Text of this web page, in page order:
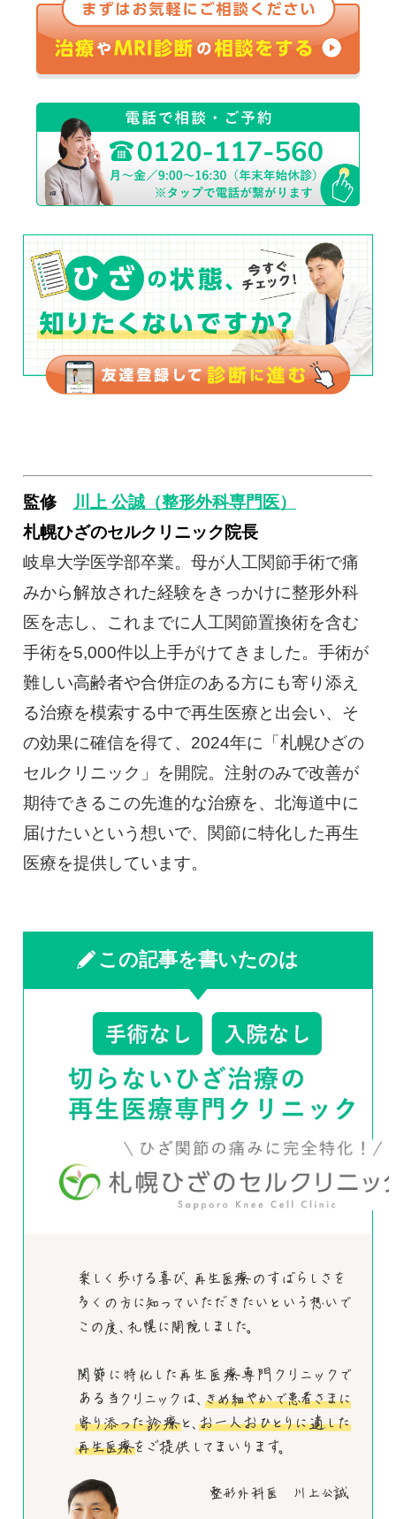
監修
川上 公誠（整形外科専門医）
札幌ひざのセルクリニック院長
岐阜大学医学部卒業。母が人工関節手術で痛
みから解放された経験をきっかけに整形外科
医を志し、これまでに人工関節置換術を含む
手術を5,000件以上手がけてきました。手術が
難しい高齢者や合併症のある方にも寄り添え
る治療を模索する中で再生医療と出会い、そ
の効果に確信を得て、2024年に「札幌ひざの
セルクリニック」を開院。注射のみで改善が
期待できるこの先進的な治療を、北海道中に
届けたいという想いで、関節に特化した再生
医療を提供しています。
この記事を書いたのは